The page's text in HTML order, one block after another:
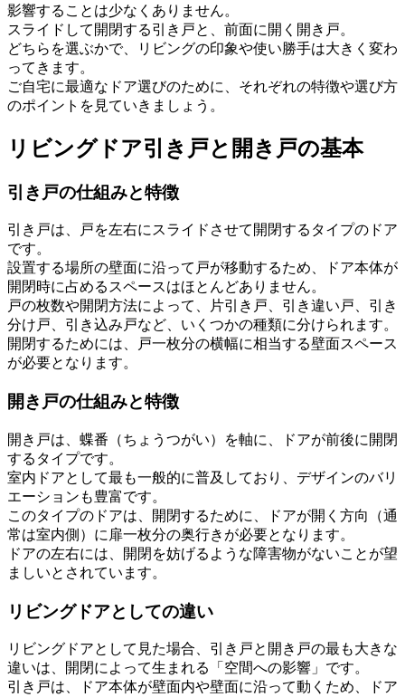
影響することは少なくありません。
スライドして開閉する引き戸と、前面に開く開き戸。
どちらを選ぶかで、リビングの印象や使い勝手は大きく変わ
ってきます。
ご自宅に最適なドア選びのために、それぞれの特徴や選び方
のポイントを見ていきましょう。
リビングドア引き戸と開き戸の基本
引き戸の仕組みと特徴
引き戸は、戸を左右にスライドさせて開閉するタイプのドア
です。
設置する場所の壁面に沿って戸が移動するため、ドア本体が
開閉時に占めるスペースはほとんどありません。
戸の枚数や開閉方法によって、片引き戸、引き違い戸、引き
分け戸、引き込み戸など、いくつかの種類に分けられます。
開閉するためには、戸一枚分の横幅に相当する壁面スペース
が必要となります。
開き戸の仕組みと特徴
開き戸は、蝶番（ちょうつがい）を軸に、ドアが前後に開閉
するタイプです。
室内ドアとして最も一般的に普及しており、デザインのバリ
エーションも豊富です。
このタイプのドアは、開閉するために、ドアが開く方向（通
常は室内側）に扉一枚分の奥行きが必要となります。
ドアの左右には、開閉を妨げるような障害物がないことが望
ましいとされています。
リビングドアとしての違い
リビングドアとして見た場合、引き戸と開き戸の最も大きな
違いは、開閉によって生まれる「空間への影響」です。
引き戸は、ドア本体が壁面内や壁面に沿って動くため、ドア